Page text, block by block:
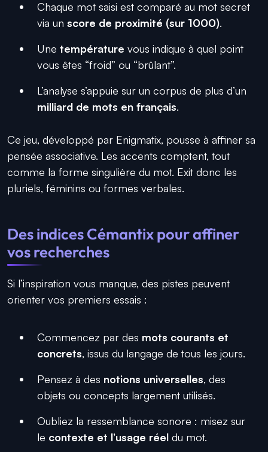
Chaque mot saisi est comparé au mot secret
via un score de proximité (sur 1000).
Une température vous indique à quel point
vous êtes “froid” ou “brûlant”.
L’analyse s’appuie sur un corpus de plus d’un
milliard de mots en français.
Ce jeu, développé par Enigmatix, pousse à affiner sa
pensée associative. Les accents comptent, tout
comme la forme singulière du mot. Exit donc les
pluriels, féminins ou formes verbales.
Des indices Cémantix pour affiner
vos recherches
Si l’inspiration vous manque, des pistes peuvent
orienter vos premiers essais :
Commencez par des mots courants et
concrets, issus du langage de tous les jours.
Pensez à des notions universelles, des
objets ou concepts largement utilisés.
Oubliez la ressemblance sonore : misez sur
le contexte et l’usage réel du mot.